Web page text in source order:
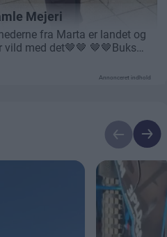
Annonceret indhold